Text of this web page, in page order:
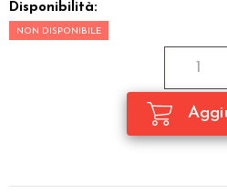
Disponibilità:
NON DISPONIBILE